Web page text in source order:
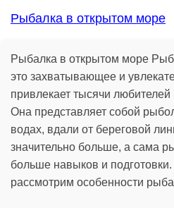
Рыбалка в открытом море
Рыбалка в открытом море
это захватывающее и
привлекает тысячи
Она представляет собой
водах, вдали от береговой
значительно больше, а сама
больше навыков и
рассмотрим особенности